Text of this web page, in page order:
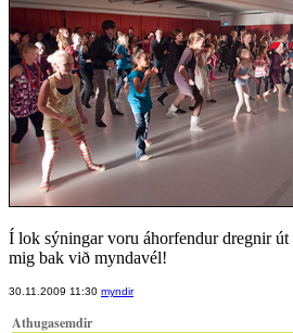
Í lok sýningar voru áhorfendur dregnir
mig bak við myndavél!
30.11.2009 11:30 myndir
Athugasemdir